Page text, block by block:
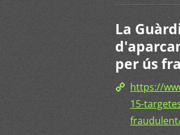
La
per ús
https://
15-